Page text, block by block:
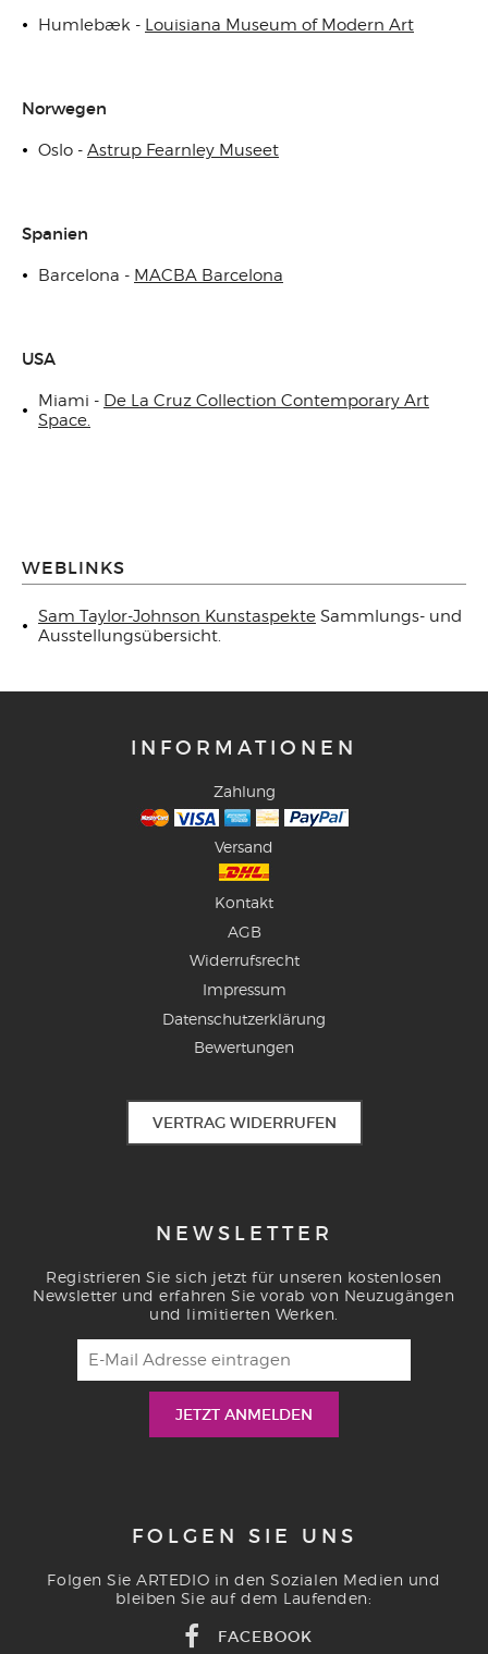
Humlebæk - Louisiana Museum of Modern Art
Norwegen
Oslo - Astrup Fearnley Museet
Spanien
Barcelona - MACBA Barcelona
USA
Miami - De La Cruz Collection Contemporary Art
Space.
WEBLINKS
Sam Taylor-Johnson Kunstaspekte Sammlungs- und
Ausstellungsübersicht.
INFORMATIONEN
Zahlung
Versand
Kontakt
AGB
Widerrufsrecht
Impressum
Datenschutzerklärung
Bewertungen
VERTRAG WIDERRUFEN
NEWSLETTER
Registrieren Sie sich jetzt für unseren kostenlosen
Newsletter und erfahren Sie vorab von Neuzugängen
und limitierten Werken.
FOLGEN SIE UNS
Folgen Sie ARTEDIO in den Sozialen Medien und
bleiben Sie auf dem Laufenden:
FACEBOOK